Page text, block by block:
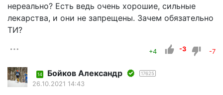
нереально? Есть ведь очень хорошие, сильные
лекарства, и они не запрещены. Зачем обязательно
ТИ?
+4 -3 -7
14 Бойков Александр 17625
26.10.2021 14:43